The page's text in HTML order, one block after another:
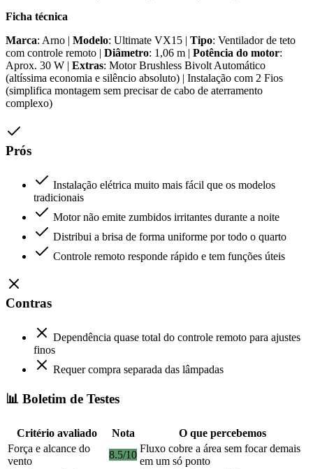
Ficha técnica
Marca: Arno | Modelo: Ultimate VX15 | Tipo: Ventilador de teto
com controle remoto | Diâmetro: 1,06 m | Potência do motor:
Aprox. 30 W | Extras: Motor Brushless Bivolt Automático
(altíssima economia e silêncio absoluto) | Instalação com 2 Fios
(simplifica montagem sem precisar de cabo de aterramento
complexo)
Prós
Instalação elétrica muito mais fácil que os modelos
tradicionais
Motor não emite zumbidos irritantes durante a noite
Distribui a brisa de forma uniforme por todo o quarto
Controle remoto responde rápido e tem funções úteis
Contras
Dependência quase total do controle remoto para ajustes
finos
Requer compra separada das lâmpadas
📊 Boletim de Testes
Critério avaliado Nota
O que percebemos
Força e alcance do
vento
8.5/10
Fluxo cobre a área sem focar demais
em um só ponto